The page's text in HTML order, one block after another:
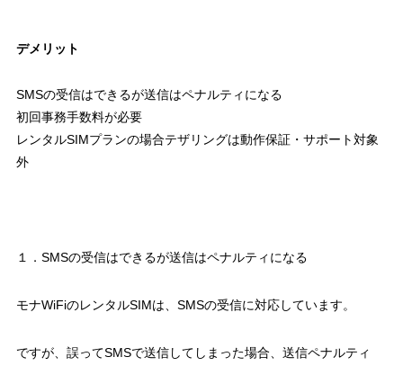
デメリット
SMSの受信はできるが送信はペナルティになる
初回事務手数料が必要
レンタルSIMプランの場合テザリングは動作保証・サポート対象
外
１．SMSの受信はできるが送信はペナルティになる
モナWiFiのレンタルSIMは、SMSの受信に対応しています。
ですが、誤ってSMSで送信してしまった場合、送信ペナルティ